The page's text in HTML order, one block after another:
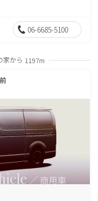
06-6685-5100
家から 1197m